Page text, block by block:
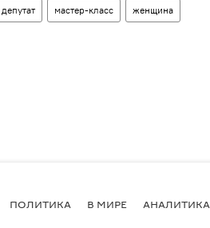
депутат мастер-класс женщина
ПОЛИТИКА В МИРЕ АНАЛИТИКА